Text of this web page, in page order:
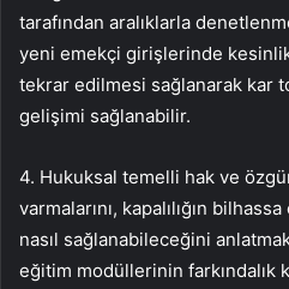
tarafından aralıklarla
yeni emekçi girişlerinde
tekrar edilmesi sağlanarak kar
gelişimi sağlanabilir.
4. Hukuksal temelli hak ve
varmalarını, kapalılığın
nasıl sağlanabileceğini
eğitim modüllerinin farkındalık